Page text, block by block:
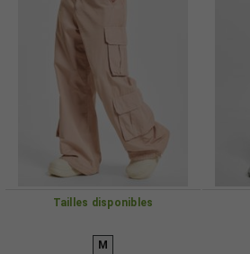
Tailles disponibles
M